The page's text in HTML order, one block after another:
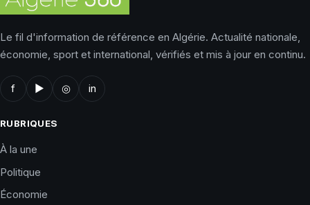
Le fil d'information de référence en Algérie. Actualité nationale,
économie, sport et international, vérifiés et mis à jour en continu.
f ▶ ◎ in
RUBRIQUES
À la une
Politique
Économie